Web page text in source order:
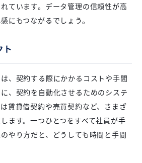
ています。データ管理の信頼性が高
にもつながるでしょう。
ト
、契約する際にかかるコストや手間
、契約を自動化させるためのシステ
賃貸借契約や売買契約など、さまざ
ます。一つひとつをすべて社員が手
やり方だと、どうしても時間と手間